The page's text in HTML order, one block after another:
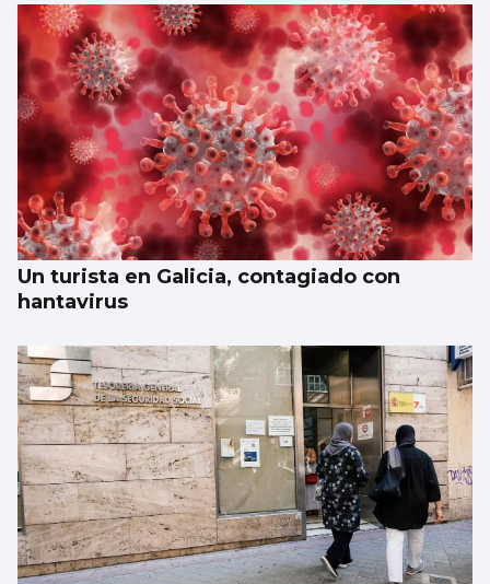
Un turista en Galicia, contagiado con
hantavirus